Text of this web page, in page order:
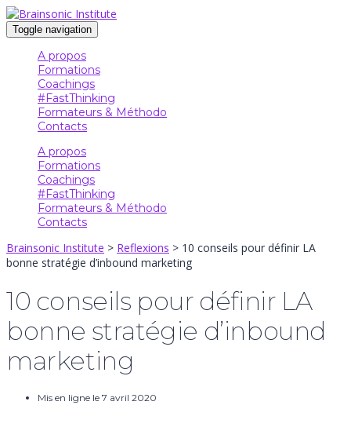
Toggle navigation
A propos
Formations
Coachings
#FastThinking
Formateurs & Méthodo
Contacts
A propos
Formations
Coachings
#FastThinking
Formateurs & Méthodo
Contacts
Brainsonic Institute > Reflexions > 10 conseils pour définir LA
bonne stratégie d’inbound marketing
10 conseils pour définir LA
bonne stratégie d’inbound
marketing
Mis en ligne le 7 avril 2020